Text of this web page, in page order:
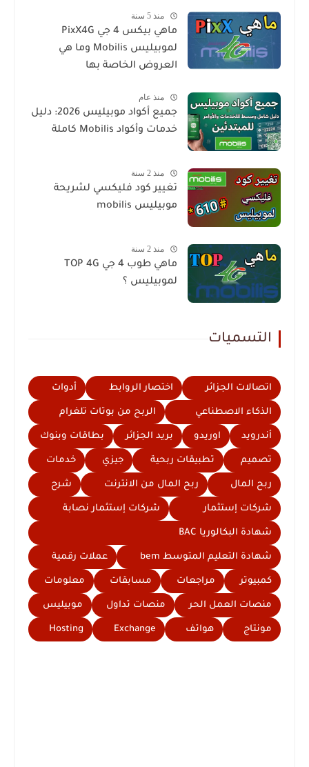
منذ 5 سنة
ماهي بيكس 4 جي PixX4G
لموبيليس Mobilis وما هي
العروض الخاصة بها
منذ عام
جميع أكواد موبيليس 2026: دليل
خدمات وأكواد Mobilis كاملة
منذ 2 سنة
تغيير كود فليكسي لشريحة
موبيليس mobilis
منذ 2 سنة
ماهي طوب 4 جي TOP 4G
لموبيليس ؟
التسميات
اتصالات الجزائر اختصار الروابط أدوات
الذكاء الاصطناعي الربح من بوتات تلغرام
أندرويد اوريدو بريد الجزائر بطاقات وبنوك
تصميم تطبيقات ربحية جيزي خدمات
ربح المال ربح المال من الانترنت شرح
شركات إستثمار شركات إستثمار نصابة
شهادة البكالوريا BAC
شهادة التعليم المتوسط bem عملات رقمية
كمبيوتر مراجعات مسابقات معلومات
منصات العمل الحر منصات تداول موبيليس
مونتاج هواتف Exchange
Hosting